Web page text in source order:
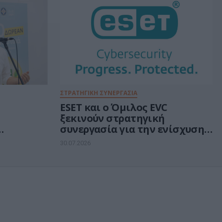
για
ΣΤΡΑΤΗΓΙΚΗ ΣΥΝΕΡΓΑΣΙΑ
ESET και ο Όμιλος EVC
ξεκινούν στρατηγική
συνεργασία για την ενίσχυση
της ανθεκτικότητας της
30.07.2026